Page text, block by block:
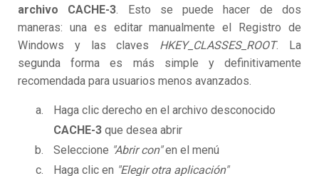
archivo CACHE-3. Esto se puede hacer de dos
maneras: una es editar manualmente el Registro de
Windows y las claves HKEY_CLASSES_ROOT. La
segunda forma es más simple y definitivamente
recomendada para usuarios menos avanzados.
Haga clic derecho en el archivo desconocido
CACHE-3 que desea abrir
Seleccione "Abrir con"en el menú
Haga clic en "Elegir otra aplicación"